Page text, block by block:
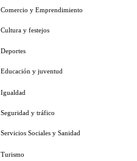
Comercio y Emprendimiento
Cultura y festejos
Deportes
Educación y juventud
Igualdad
Seguridad y tráfico
Servicios Sociales y Sanidad
Turismo